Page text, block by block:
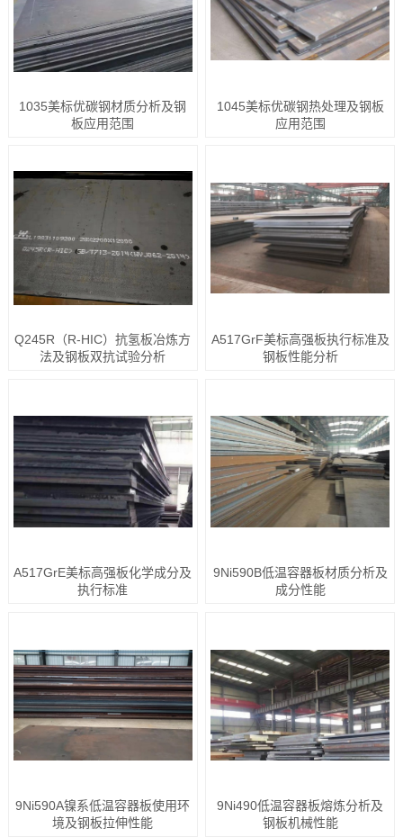
1035美标优碳钢材质分析及钢
板应用范围
1045美标优碳钢热处理及钢板
应用范围
Q245R（R-HIC）抗氢板冶炼方
法及钢板双抗试验分析
A517GrF美标高强板执行标准及
钢板性能分析
A517GrE美标高强板化学成分及
执行标准
9Ni590B低温容器板材质分析及
成分性能
9Ni590A镍系低温容器板使用环
境及钢板拉伸性能
9Ni490低温容器板熔炼分析及
钢板机械性能